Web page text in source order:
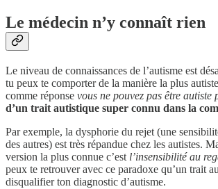
Le médecin n’y connaît rien
Le niveau de connaissances de l’autisme est
tu peux te comporter de la manière la plus
comme réponse vous ne pouvez pas être autiste
d’un trait autistique super connu dans la
Par exemple, la dysphorie du rejet (une
des autres) est très répandue chez les autistes.
version la plus connue c’est l’insensibilité au
peux te retrouver avec ce paradoxe qu’un trait
disqualifier ton diagnostic d’autisme.